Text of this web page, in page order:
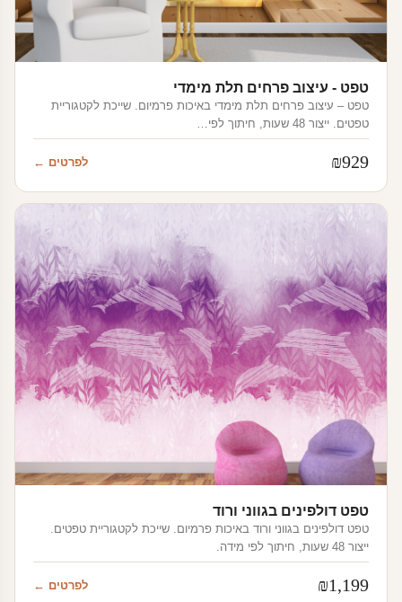
טפט - עיצוב פרחים תלת מימדי
טפט – עיצוב פרחים תלת מימדי באיכות פרמיום. שייכת לקטגוריית
טפטים. ייצור 48 שעות, חיתוך לפי…
₪929 לפרטים ←
טפט דולפינים בגווני ורוד
טפט דולפינים בגווני ורוד באיכות פרמיום. שייכת לקטגוריית טפטים.
ייצור 48 שעות, חיתוך לפי מידה.
₪1,199 לפרטים ←